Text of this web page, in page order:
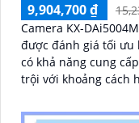
9,904,700 ₫
Camera KX-
được đánh giá tối ưu hơn
có khả năng cung
trội với khoảng cách